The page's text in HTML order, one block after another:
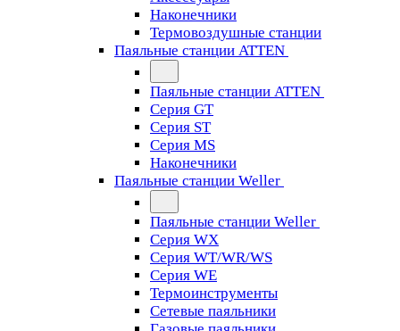
Наконечники
Термовоздушные станции
Паяльные станции ATTEN
Паяльные станции ATTEN
Серия GT
Серия ST
Серия MS
Наконечники
Паяльные станции Weller
Паяльные станции Weller
Серия WX
Серия WT/WR/WS
Серия WE
Термоинструменты
Сетевые паяльники